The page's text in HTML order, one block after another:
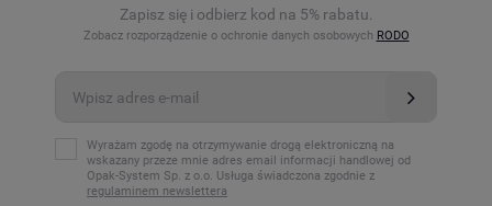
Zapisz się i odbierz kod na 5% rabatu.
Zobacz rozporządzenie o ochronie danych osobowych RODO
Wyrażam zgodę na otrzymywanie drogą elektroniczną na
wskazany przeze mnie adres email informacji handlowej od
Opak-System Sp. z o.o. Usługa świadczona zgodnie z
regulaminem newslettera